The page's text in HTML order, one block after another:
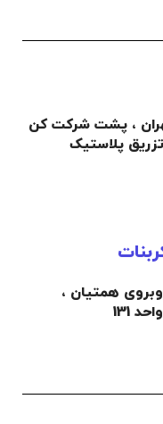
تبریز به تهران ، پشت شرکت کن
پلاستیک
همتیان ،
واحد 131